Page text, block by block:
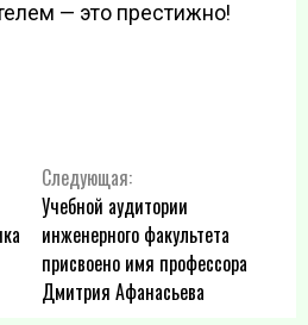
— это престижно!
Следующая:
Учебной аудитории
инженерного факультета
присвоено имя профессора
Дмитрия Афанасьева